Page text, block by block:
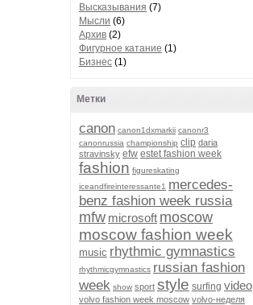
Высказывания (7)
Мысли (6)
Архив (2)
Фигурное катание (1)
Бизнес (1)
Метки
canon canon1dxmarkii canonr3
canonrussia championship clip daria
stravinsky efw estet fashion week
fashion figureskating
iceandfireinteressante1 mercedes-
benz fashion week russia
mfw microsoft moscow
moscow fashion week
music rhythmic gymnastics
rhythmicgymnastics russian fashion
week show sport style surfing video
volvo fashion week moscow volvo-неделя